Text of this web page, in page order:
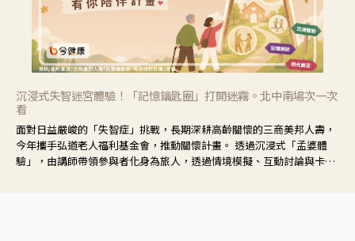
沉浸式失智迷宮體驗！「記憶鑰匙圈」打開迷霧。北中南場次一次
看
面對日益嚴峻的「失智症」挑戰，長期深耕高齡關懷的三商美邦人壽，
今年攜手弘道老人福利基金會，推動關懷計畫。 透過沉浸式「孟婆體
驗」，由講師帶領參與者化身為旅人，透過情境模擬、互動討論與卡牌